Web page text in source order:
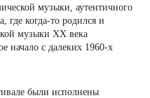
музыки, аутентичного
где когда-то родился и
музыки ХХ века
начало с далеких 1960-х
были исполнены